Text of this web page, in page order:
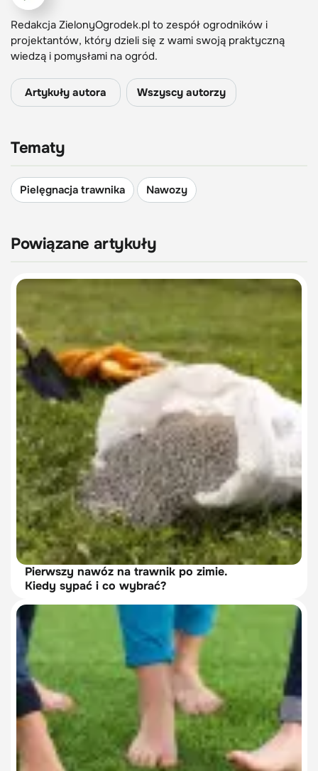
Redakcja ZielonyOgrodek.pl to zespół ogrodników i
projektantów, który dzieli się z wami swoją praktyczną
wiedzą i pomysłami na ogród.
Artykuły autora Wszyscy autorzy
Tematy
Pielęgnacja trawnika Nawozy
Powiązane artykuły
Pierwszy nawóz na trawnik po zimie.
Kiedy sypać i co wybrać?